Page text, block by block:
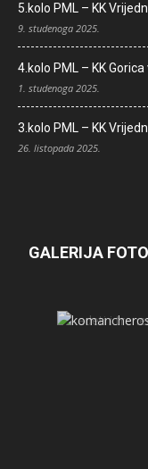
5.kolo PML – KK
9. studenoga 2025.
4.kolo PML – KK
1. studenoga 2025.
3.kolo PML – KK
26. listopada 2025.
GALERIJA